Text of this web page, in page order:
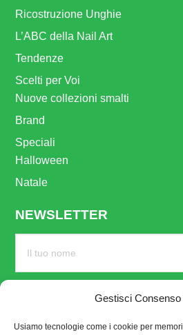
Gestisci Consenso
Usiamo tecnologie come i cookie per
Ricostruzione Unghie
L’ABC della Nail Art
Tendenze
Scelti per Voi
Nuove collezioni smalti
Brand
Speciali
Halloween
Natale
NEWSLETTER